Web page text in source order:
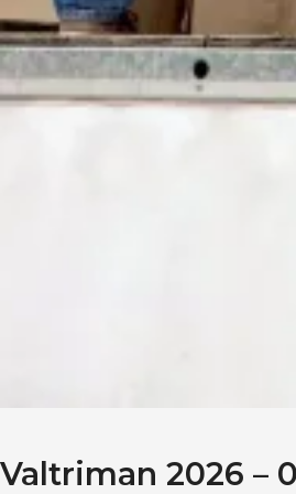
Valtriman 2026 –